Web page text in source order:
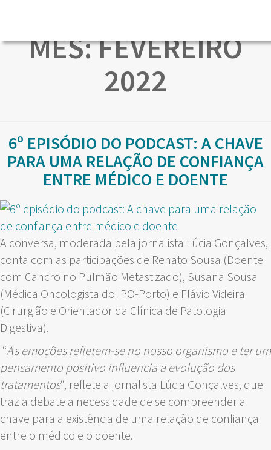
MÊS:FEVEREIRO
2022
6º EPISÓDIO DO PODCAST: A CHAVE
PARA UMA RELAÇÃO DE CONFIANÇA
ENTRE MÉDICO E DOENTE
A conversa, moderada pela jornalista Lúcia Gonçalves,
conta com as participações de Renato Sousa (Doente
com Cancro no Pulmão Metastizado), Susana Sousa
(Médica Oncologista do IPO-Porto) e Flávio Videira
(Cirurgião e Orientador da Clínica de Patologia
Digestiva).
“As emoções refletem-se no nosso organismo e ter um
pensamento positivo influencia a evolução dos
tratamentos“, reflete a jornalista Lúcia Gonçalves, que
traz a debate a necessidade de se compreender a
chave para a existência de uma relação de confiança
entre o médico e o doente.